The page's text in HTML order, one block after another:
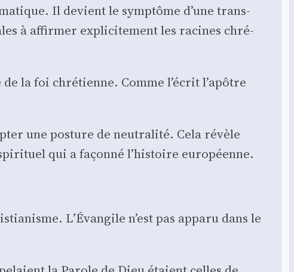
Il devient le symp­tôme d’une trans­
à affir­mer expli­ci­te­ment les racines chré­
la foi chré­tienne. Comme l’écrit l’apôtre
une pos­ture de neu­tra­li­té. Cela révèle
qui a façon­né l’histoire euro­péenne.
L’Évangile n’est pas appa­ru dans le